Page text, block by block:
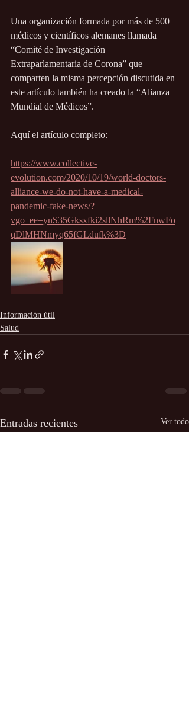
Una organización formada por más de 500
médicos y científicos alemanes llamada
“Comité de Investigación
Extraparlamentaria de Corona” que
comparten la misma percepción discutida en
este artículo también ha creado la “Alianza
Mundial de Médicos”.
Aquí el artículo completo:
https://www.collective-
evolution.com/2020/10/19/world-doctors-
alliance-we-do-not-have-a-medical-
pandemic-fake-news/?
vgo_ee=ynS35Gksxfki2sllNhRm%2FnwFo
qDlMHNmyq65fGLdufk%3D
Información útil
Salud
Entradas recientes Ver todo